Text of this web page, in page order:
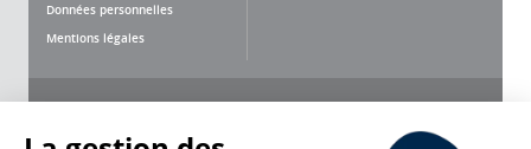
Données personnelles
Mentions légales